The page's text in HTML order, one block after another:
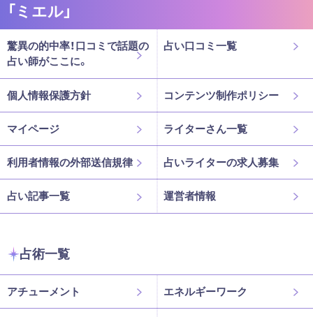
「ミエル」
驚異の的中率！口コミで話題の
占い師がここに。
占い口コミ一覧
個人情報保護方針 コンテンツ制作ポリシー
マイページ ライターさん一覧
利用者情報の外部送信規律 占いライターの求人募集
占い記事一覧 運営者情報
占術一覧
アチューメント エネルギーワーク